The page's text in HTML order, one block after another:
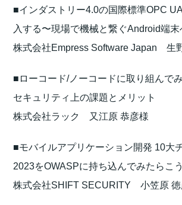
■インダストリー4.0の国際標準OPC
入する〜現場で機械と繋ぐAndroid端末
株式会社Empress Software Japan 生
■ローコード/ノーコードに取り組んで
セキュリティ上の課題とメリット
株式会社ラック 又江原 恭彦様
■モバイルアプリケーション開発 10大
2023をOWASPに持ち込んでみたらこ
株式会社SHIFT SECURITY 小笠原 徳